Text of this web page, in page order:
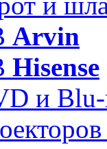
Arvin
Hisense
и